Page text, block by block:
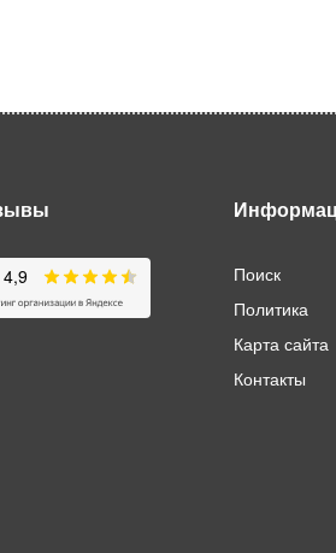
Поиск
Политика
Карта сайта
Контакты